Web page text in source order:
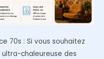
70s : Si vous souhaitez
chaleureuse des